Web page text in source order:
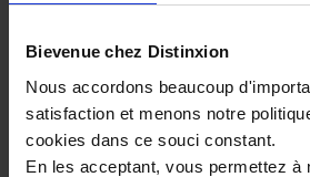
Bievenue chez Distinxion
Nous accordons beaucoup
satisfaction et menons notre
cookies dans ce souci constant.
En les acceptant, vous permettez à
Crédit Classique